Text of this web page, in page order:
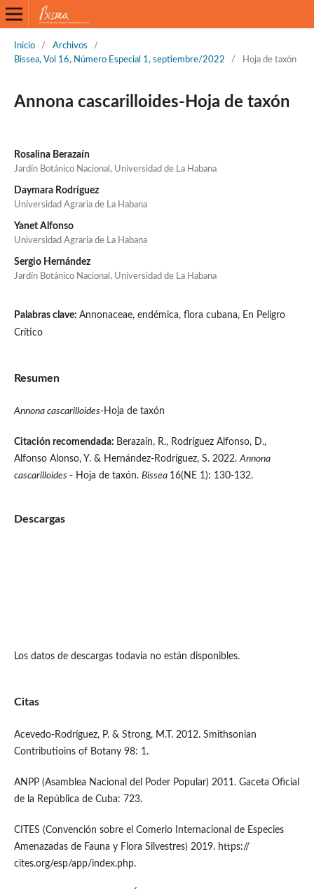
Inicio / Archivos
/
Bissea, Vol 16, Número Especial 1, septiembre/2022
/ Hoja de taxón
Annona cascarilloides-Hoja de taxón
Rosalina Berazaín
Jardín Botánico Nacional, Universidad de La Habana
Daymara Rodríguez
Universidad Agraria de La Habana
Yanet Alfonso
Universidad Agraria de La Habana
Sergio Hernández
Jardín Botánico Nacional, Universidad de La Habana
Palabras clave: Annonaceae, endémica, flora cubana, En Peligro
Crítico
Resumen
Annona cascarilloides-Hoja de taxón
Citación recomendada: Berazaín, R., Rodríguez Alfonso, D.,
Alfonso Alonso, Y. & Hernández-Rodríguez, S. 2022.Annona
cascarilloides - Hoja de taxón. Bissea 16(NE 1): 130-132.
Descargas
Los datos de descargas todavía no están disponibles.
Citas
Acevedo-Rodríguez, P. & Strong, M.T. 2012. Smithsonian
Contributioins of Botany 98: 1.
ANPP (Asamblea Nacional del Poder Popular) 2011. Gaceta Oficial
de la República de Cuba: 723.
CITES (Convención sobre el Comerio Internacional de Especies
Amenazadas de Fauna y Flora Silvestres) 2019. https://
cites.org/esp/app/index.php.